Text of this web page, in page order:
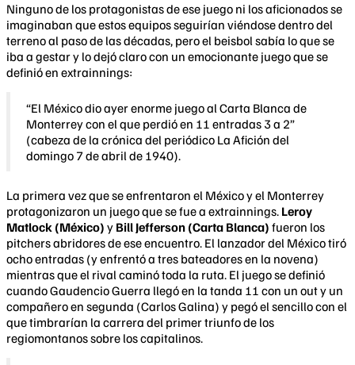
Ninguno de los protagonistas de ese juego ni los aficionados se
imaginaban que estos equipos seguirían viéndose dentro del
terreno al paso de las décadas, pero el beisbol sabía lo que se
iba a gestar y lo dejó claro con un emocionante juego que se
definió en extrainnings:
“El México dio ayer enorme juego al Carta Blanca de
Monterrey con el que perdió en 11 entradas 3 a 2”
(cabeza de la crónica del periódico La Afición del
domingo 7 de abril de 1940).
La primera vez que se enfrentaron el México y el Monterrey
protagonizaron un juego que se fue a extrainnings. Leroy
Matlock (México) y Bill Jefferson (Carta Blanca) fueron los
pitchers abridores de ese encuentro. El lanzador del México tiró
ocho entradas (y enfrentó a tres bateadores en la novena)
mientras que el rival caminó toda la ruta. El juego se definió
cuando Gaudencio Guerra llegó en la tanda 11 con un out y un
compañero en segunda (Carlos Galina) y pegó el sencillo con el
que timbrarían la carrera del primer triunfo de los
regiomontanos sobre los capitalinos.